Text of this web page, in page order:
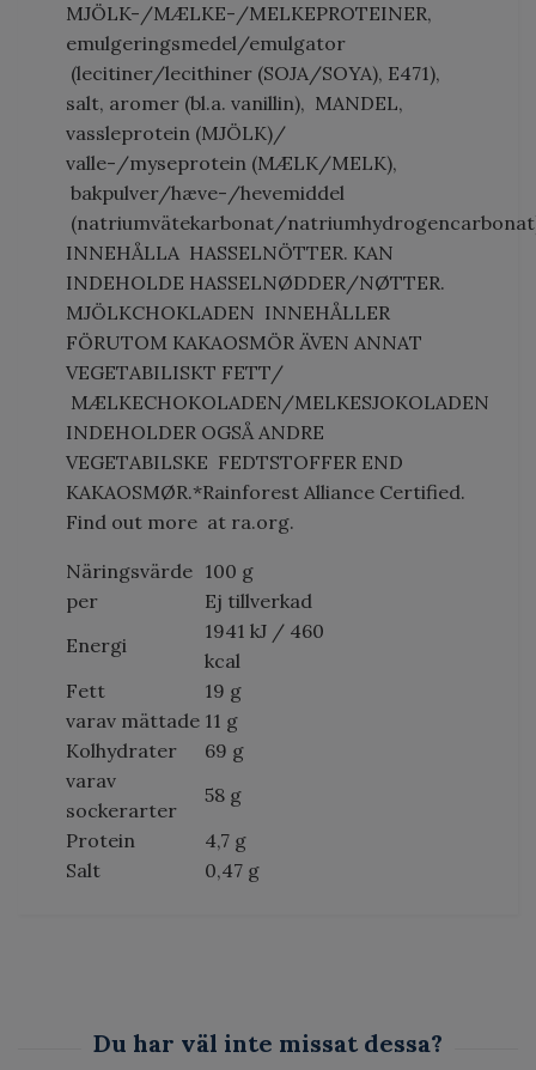
MJÖLK-/MÆLKE-/MELKEPROTEINER,
emulgeringsmedel/emulgator
(lecitiner/lecithiner (SOJA/SOYA), E471),
salt, aromer (bl.a. vanillin), MANDEL,
vassleprotein (MJÖLK)/
valle-/myseprotein (MÆLK/MELK),
bakpulver/hæve-/hevemiddel
(natriumvätekarbonat/
INNEHÅLLA HASSELNÖTTER. KAN
INDEHOLDE HASSELNØDDER/NØTTER.
MJÖLKCHOKLADEN INNEHÅLLER
FÖRUTOM KAKAOSMÖR ÄVEN ANNAT
VEGETABILISKT FETT/
MÆLKECHOKOLADEN/MELKESJOKOLADEN
INDEHOLDER OGSÅ ANDRE
VEGETABILSKE FEDTSTOFFER END
KAKAOSMØR.*Rainforest Alliance Certified.
Find out more at ra.org.
Näringsvärde
per
100 g
Ej tillverkad
Energi
1941 kJ / 460
kcal
Fett
19 g
varav mättade 11 g
Kolhydrater
69 g
varav
sockerarter
58 g
Protein
4,7 g
Salt
0,47 g